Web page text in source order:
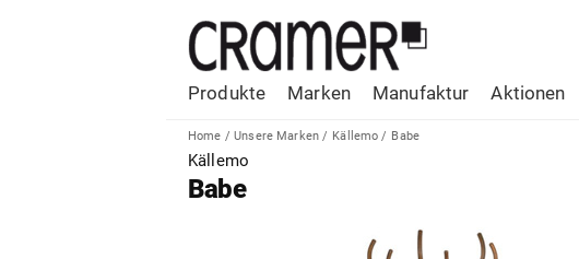
Produkte Marken Manufaktur Aktionen
Home / Unsere Marken / Källemo / Babe
Källemo
Babe